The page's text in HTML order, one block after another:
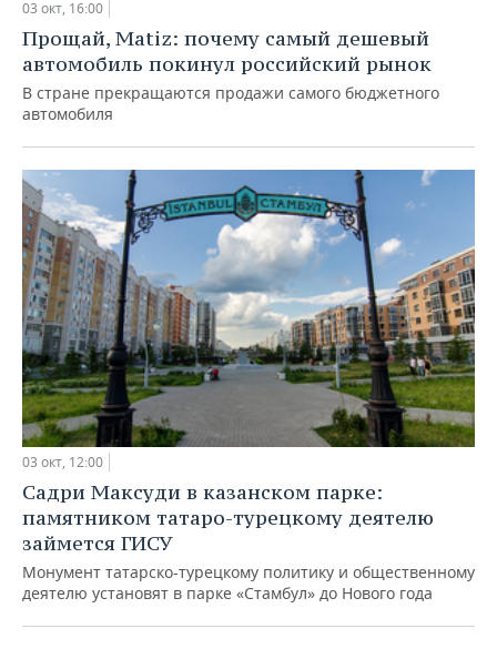
КОМУ ПРИНАДЛЕЖАТ
ТОРГОВЫЕ ЦЕНТРЫ
ТАТАРСТАНА
БЮДЖЕТ
ИНВЕСТИЦИИ
АГРОПРОМ
МАШИНОСТРОЕНИЕ
НЕФТЕХИМИЯ
НЕФТЬ
ОПК
ЭНЕРГЕТИКА
НОВОСТИ АВТО
БИЗНЕС
НОВОСТИ БИЗНЕСА
РОЗНИЧНАЯ ТОРГОВЛЯ
ТРАНСПОРТ
УСЛУГИ
ТЕХНОЛОГИИ
НОВОСТИ ТЕХНОЛОГИЙ
IT
МЕДИА
ТЕЛЕКОММУНИКАЦИИ
МЕРОПРИЯТИЯ
НОВОСТИ МЕРОПРИЯТИЙ
ВЫЕЗДНАЯ РЕДАКЦИЯ
БИЗНЕС-БРАНЧИ
ONLINE-КОНФЕРЕНЦИИ
ОТКРЫТАЯ ЛЕКЦИЯ
СПОРТ
НОВОСТИ СПОРТА
ФУТБОЛ
ХОККЕЙ
БАСКЕТБОЛ
ВОЛЕЙБОЛ
КИБЕРСПОРТ
ОБЩЕСТВО
НОВОСТИ ОБЩЕСТВА
ВЛАСТЬ
ИНФРАСТРУКТУРА
ИСТОРИЯ
КУЛЬТУРА
ФОТОГАЛЕРЕЯ
СЮЖЕТЫ
СПРАВОЧНИК
СПИСОК ПЕРСОН
СПИСОК КОМПАНИЙ
ПОЛНАЯ ВЕРСИЯ
03 окт, 16:00
Прощай, Matiz: почему самый дешевый
автомобиль покинул российский рынок
В стране прекращаются продажи самого бюджетного
автомобиля
03 окт, 12:00
Садри Максуди в казанском парке:
памятником татаро-турецкому деятелю
займется ГИСУ
Монумент татарско-турецкому политику и общественному
деятелю установят в парке «Стамбул» до Нового года